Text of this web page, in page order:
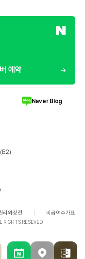
예약
Naver Blog
리와장전 비급여수가표
RIGHTS RESEVED